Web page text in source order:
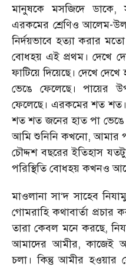
মানুষকে মসজিদে
এরকমের শ্রেণিও আলেম-
নির্দয়ভাবে হত্যা করার
বোধহয় এই প্রথম। দেখে
ফাটিয়ে দিয়েছে। দেখে
ভেঙে ফেলেছে। পায়ের
ফেলেছে। এরকমের শত
শত শত জনের হাত পা ভেঙে
আমি শুনিনি কখনো, আমার
চৌদ্দশ বছরের ইতিহাস
পরিস্থিতি বোধহয় কখনও
মাওলানা সা‘দ সাহেব
গোমরাহি কথাবার্তা প্রচার
তারা কেবল মনে করছে,
আমাদের আমীর, কাজেই
চলা। কিন্তু আমীর হওয়ার